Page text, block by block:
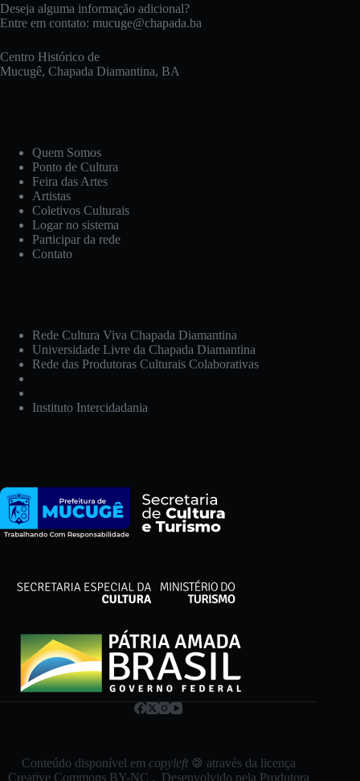
Deseja alguma informação adicional?
Entre em contato: mucuge@chapada.ba
Centro Histórico de
Mucugê, Chapada Diamantina, BA
Quem Somos
Ponto de Cultura
Feira das Artes
Artistas
Coletivos Culturais
Logar no sistema
Participar da rede
Contato
Rede Cultura Viva Chapada Diamantina
Universidade Livre da Chapada Diamantina
Rede das Produtoras Culturais Colaborativas
Instituto Intercidadania
Conteúdo disponível em copyleft🄯 através da licença
Creative Commons BY-NC . Desenvolvido pela Produtora